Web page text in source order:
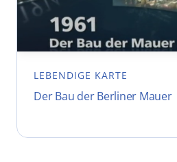
LEBENDIGE KARTE
Der Bau der Berliner Mauer